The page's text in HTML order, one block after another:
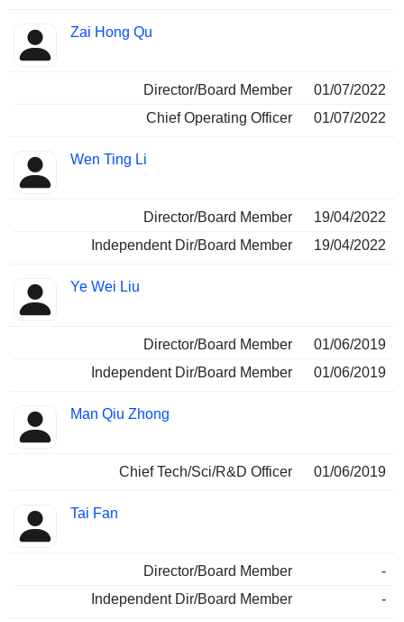
Zai Hong Qu
Director/Board Member
01/07/2022
Chief Operating Officer
01/07/2022
Wen Ting Li
Director/Board Member
19/04/2022
Independent Dir/Board Member
19/04/2022
Ye Wei Liu
Director/Board Member
01/06/2019
Independent Dir/Board Member
01/06/2019
Man Qiu Zhong
Chief Tech/Sci/R&D Officer 01/06/2019
Tai Fan
Director/Board Member
-
Independent Dir/Board Member
-